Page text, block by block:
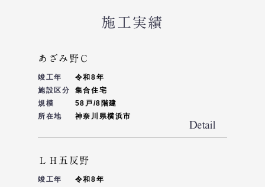
施工実績
あざみ野Ｃ
竣工年
令和8年
施設区分
集合住宅
規模
58戸/8階建
所在地
神奈川県横浜市
ＬＨ五反野
竣工年
令和8年